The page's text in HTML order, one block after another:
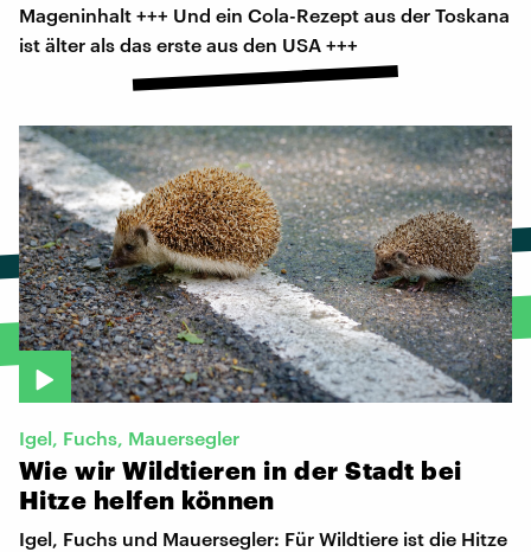
Mageninhalt +++ Und ein Cola-Rezept aus der Toskana
ist älter als das erste aus den USA +++
Igel, Fuchs, Mauersegler
Wie wir Wildtieren in der Stadt bei
Hitze helfen können
Igel, Fuchs und Mauersegler: Für Wildtiere ist die Hitze